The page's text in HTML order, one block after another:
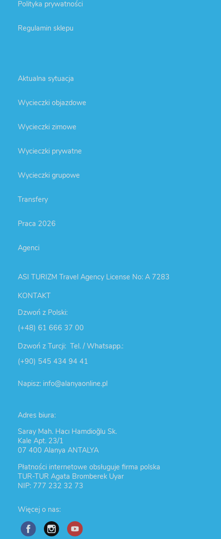
Polityka prywatności
Regulamin sklepu
Aktualna sytuacja
Wycieczki objazdowe
Wycieczki zimowe
Wycieczki prywatne
Wycieczki grupowe
Transfery
Praca 2026
Agenci
ASI TURIZM Travel Agency License No: A 7283
KONTAKT
Dzwoń z Polski:
(+48) 61 666 37 00
Dzwoń z Turcji: Tel. / Whatsapp.:
(+90) 545 434 94 41
Napisz: info@alanyaonline.pl
Adres biura:
Saray Mah. Hacı Hamdioğlu Sk.
Kale Apt. 23/1
07 400 Alanya ANTALYA
Płatności internetowe obsługuje firma polska
TUR-TUR Agata Bromberek Uyar
NIP: 777 232 32 73
Więcej o nas: